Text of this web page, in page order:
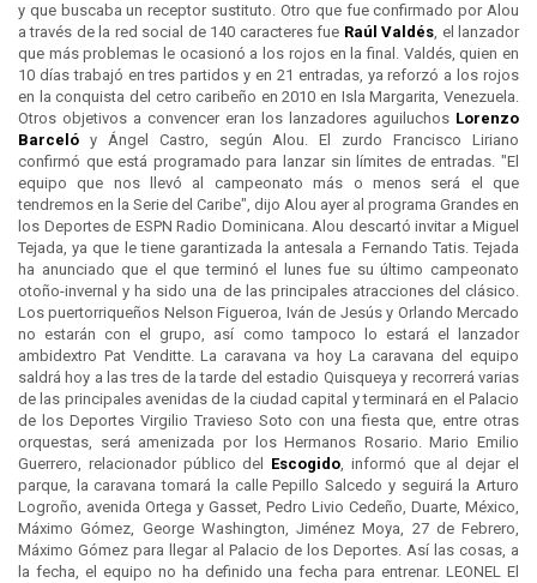
y que buscaba un receptor sustituto. Otro que fue confirmado por Alou
a través de la red social de 140 caracteres fue Raúl Valdés, el lanzador
que más problemas le ocasionó a los rojos en la final. Valdés, quien en
10 días trabajó en tres partidos y en 21 entradas, ya reforzó a los rojos
en la conquista del cetro caribeño en 2010 en Isla Margarita, Venezuela.
Otros objetivos a convencer eran los lanzadores aguiluchos Lorenzo
Barceló y Ángel Castro, según Alou. El zurdo Francisco Liriano
confirmó que está programado para lanzar sin límites de entradas. "El
equipo que nos llevó al campeonato más o menos será el que
tendremos en la Serie del Caribe", dijo Alou ayer al programa Grandes en
los Deportes de ESPN Radio Dominicana. Alou descartó invitar a Miguel
Tejada, ya que le tiene garantizada la antesala a Fernando Tatis. Tejada
ha anunciado que el que terminó el lunes fue su último campeonato
otoño-invernal y ha sido una de las principales atracciones del clásico.
Los puertorriqueños Nelson Figueroa, Iván de Jesús y Orlando Mercado
no estarán con el grupo, así como tampoco lo estará el lanzador
ambidextro Pat Venditte. La caravana va hoy La caravana del equipo
saldrá hoy a las tres de la tarde del estadio Quisqueya y recorrerá varias
de las principales avenidas de la ciudad capital y terminará en el Palacio
de los Deportes Virgilio Travieso Soto con una fiesta que, entre otras
orquestas, será amenizada por los Hermanos Rosario. Mario Emilio
Guerrero, relacionador público del Escogido, informó que al dejar el
parque, la caravana tomará la calle Pepillo Salcedo y seguirá la Arturo
Logroño, avenida Ortega y Gasset, Pedro Livio Cedeño, Duarte, México,
Máximo Gómez, George Washington, Jiménez Moya, 27 de Febrero,
Máximo Gómez para llegar al Palacio de los Deportes. Así las cosas, a
la fecha, el equipo no ha definido una fecha para entrenar. LEONEL El